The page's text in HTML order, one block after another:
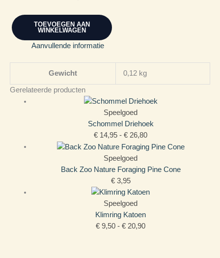
TOEVOEGEN AAN
WINKELWAGEN
Aanvullende informatie
Gewicht 0,12 kg
Gerelateerde producten
Speelgoed
Schommel Driehoek
€ 14,95 - € 26,80
Speelgoed
Back Zoo Nature Foraging Pine Cone
€3,95
Speelgoed
Klimring Katoen
€ 9,50 - € 20,90